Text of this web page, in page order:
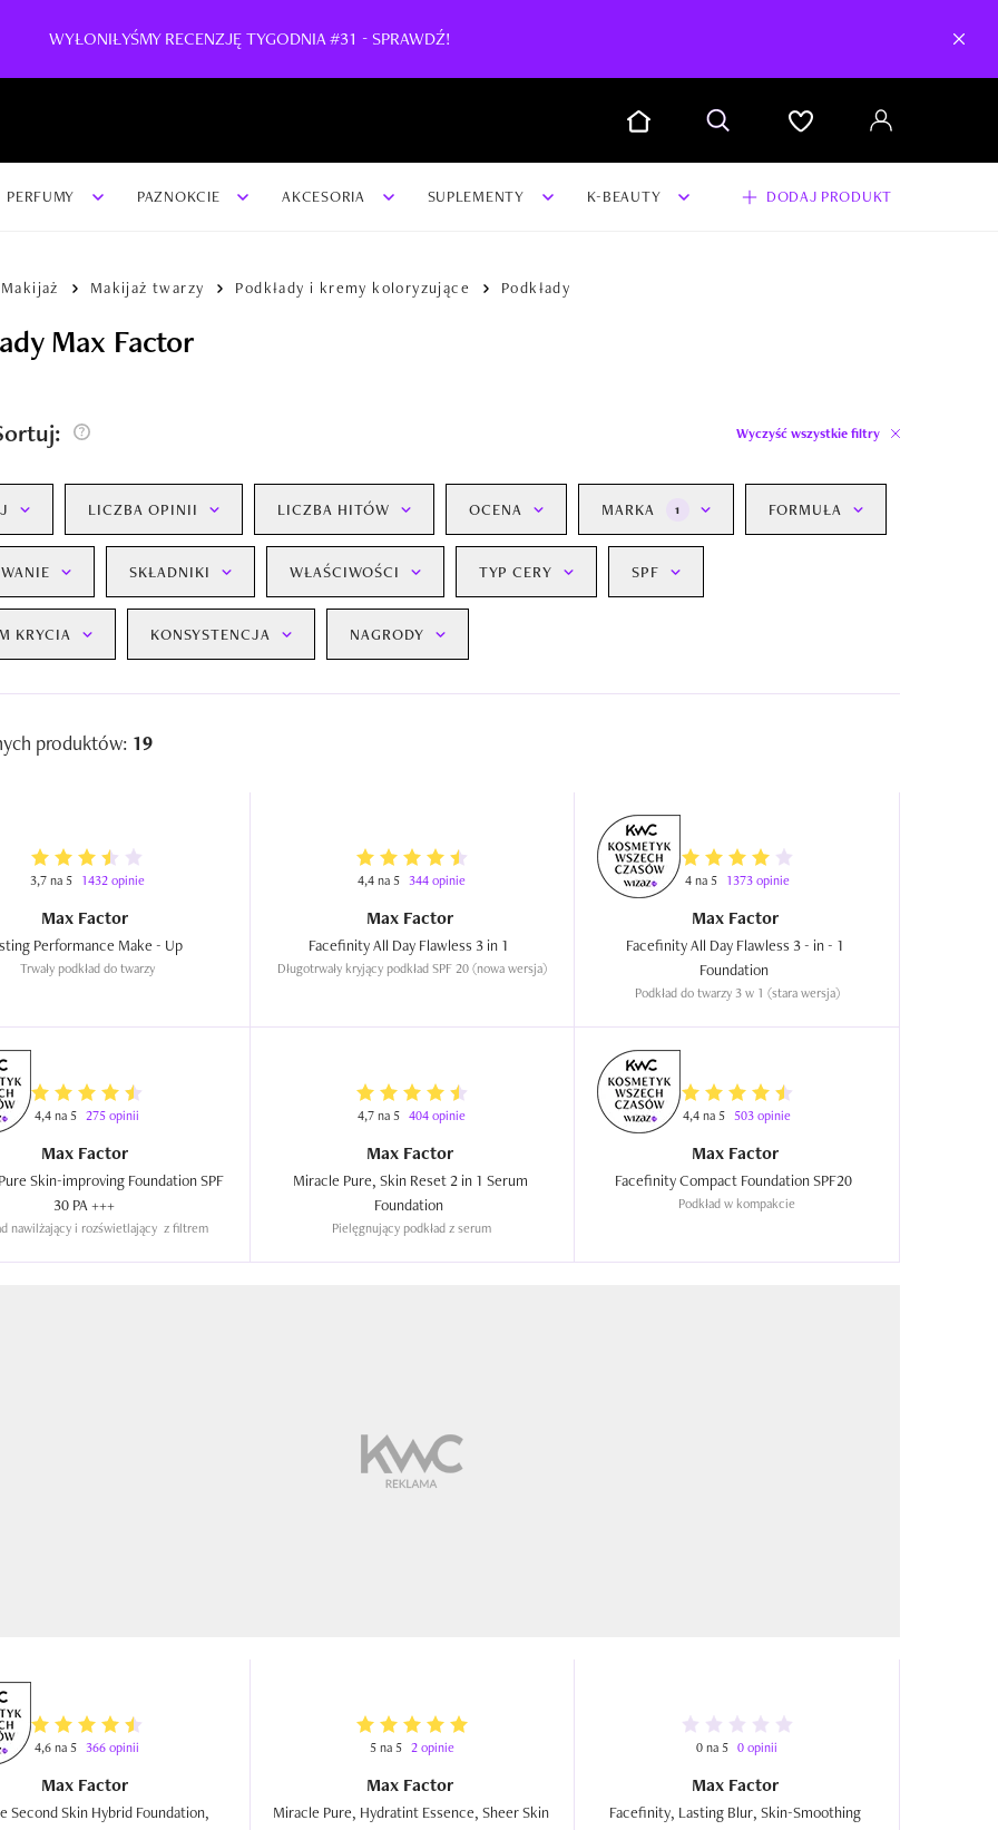
WYŁONIŁYŚMY RECENZJĘ TYGODNIA #31 - SPRAWDŹ!
PERFUMY PAZNOKCIE AKCESORIA SUPLEMENTY K-BEAUTY DODAJ PRODUKT
Makijaż Makijaż twarzy Podkłady i kremy koloryzujące Podkłady
Max Factor
Wyczyść wszystkie filtry
LICZBA OPINII LICZBA HITÓW OCENA MARKA 1 FORMUŁA
SKŁADNIKI WŁAŚCIWOŚCI TYP CERY SPF
KRYCIA KONSYSTENCJA NAGRODY
produktów: 19
3,7 na 5 1432 opinie
Max Factor
Trwały podkład do twarzy
4,4 na 5 344 opinie
Max Factor
Długotrwały kryjący podkład SPF 20 (nowa wersja)
4 na 5 1373 opinie
Max Factor
Facefinity All Day Flawless 3 - in - 1
Podkład do twarzy 3 w 1 (stara wersja)
4,4 na 5 275 opinii
Max Factor
Skin-improving Foundation SPF
nawilżający i rozświetlający  z filtrem
4,7 na 5 404 opinie
Max Factor
Miracle Pure, Skin Reset 2 in 1 Serum
Pielęgnujący podkład z serum
4,4 na 5 503 opinie
Max Factor
Podkład w kompakcie
4,6 na 5 366 opinii
Max Factor
Second Skin Hybrid Foundation,
5 na 5 2 opinie
Max Factor
Miracle Pure, Hydratint Essence, Sheer Skin
0 na 5 0 opinii
Max Factor
Facefinity, Lasting Blur, Skin-Smoothing